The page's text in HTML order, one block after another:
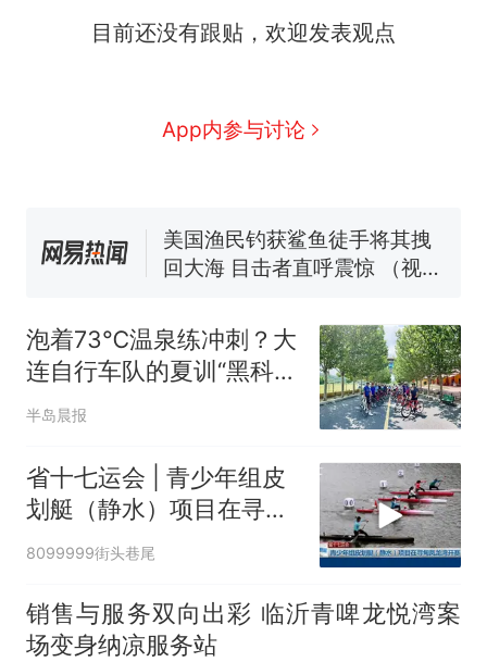
目前还没有跟贴，欢迎发表观点
App内参与讨论
因老师一句“跟我回家”改写了
费大厨“全国小炒肉大王”称
号，仅凭视频评出？中国烹饪
140多朵
美国渔民钓获鲨鱼徒手将其拽
回大海 目击者直呼震惊 （视频
官方通报
热 那个在床头放菜刀的女孩，
因老师一句“跟我回家”改写了
泡着73℃温泉练冲刺？大
连自行车队的夏训“黑科
技”藏不住了
半岛晨报
省十七运会 | 青少年组皮
划艇（静水）项目在寻甸
凤龙湾开赛
8099999街头巷尾
销售与服务双向出彩 临沂青啤龙悦湾案
场变身纳凉服务站